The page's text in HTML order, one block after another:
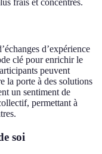
frais et concentrés.
d’expérience
clé pour enrichir le
peuvent
la porte à des solutions
un sentiment de
permettant à
soi